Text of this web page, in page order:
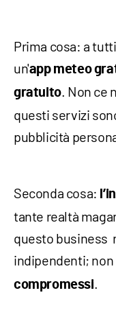
Prima cosa: a
un'app meteo
gratuito. Non ce
questi servizi
pubblicità
Seconda cosa:
tante realtà
questo business
indipendenti;
compromessi.